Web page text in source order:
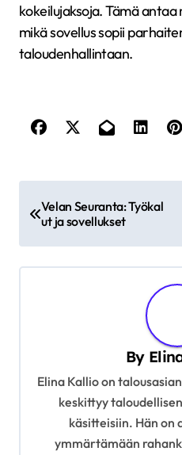
kokeilujaksoja. Tämä
mikä sovellus sopii
taloudenhallintaan.
o
s
t
Velan Seuranta: Työkal
ut ja sovellukset
By
Elina Kallio on
keskittyy
käsitteisiin. Hän on
ymmärtämään